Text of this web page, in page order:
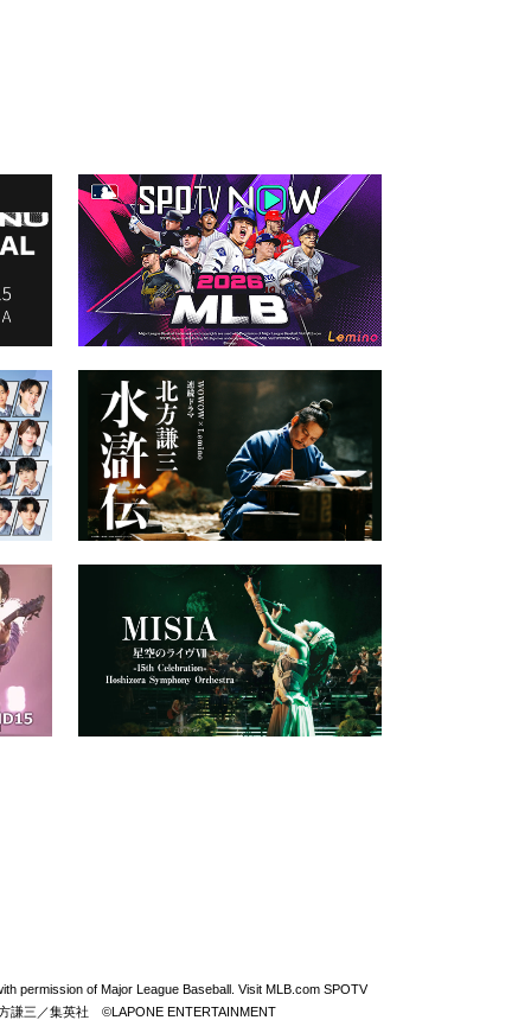
of Major League Baseball. Visit MLB.com SPOTV
謙三／集英社 ©LAPONE ENTERTAINMENT